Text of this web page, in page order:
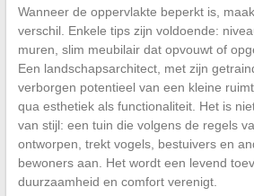
Wanneer de oppervlakte beperkt is,
verschil. Enkele tips zijn voldoende:
muren, slim meubilair dat opvouwt of
Een landschapsarchitect, met zijn
verborgen potentieel van een kleine
qua esthetiek als functionaliteit. Het is
van stijl: een tuin die volgens de regels
ontworpen, trekt vogels, bestuivers en
bewoners aan. Het wordt een levend
duurzaamheid en comfort verenigt.